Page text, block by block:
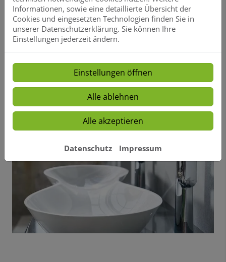
ausgewaschene Steine an Gebirgsbächen und überzeugt
mit einer Formensprache, die es so noch nie gegeben
hat.
Viele Produkte der Designlinie VIGOUR vogue sind aus
hochwertigem Mineralguss gefertigt. Ein Werkstoff, der
nicht nur einzigartige Formenvielfalt verspricht, sondern
auch mit besonders pflegeleichten Eigenschaften
Informationen, sowie eine detaillierte Übersicht der
Cookies und eingesetzten Technologien finden Sie in
unserer Datenschutzerklärung. Sie können Ihre
Einstellungen jederzeit ändern.
Einstellungen öffnen
Alle ablehnen
Alle akzeptieren
Datenschutz Impressum